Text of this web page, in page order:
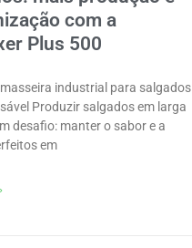
com a
Plus 500
industrial para salgados
Produzir salgados em larga
desafio: manter o sabor e a
em